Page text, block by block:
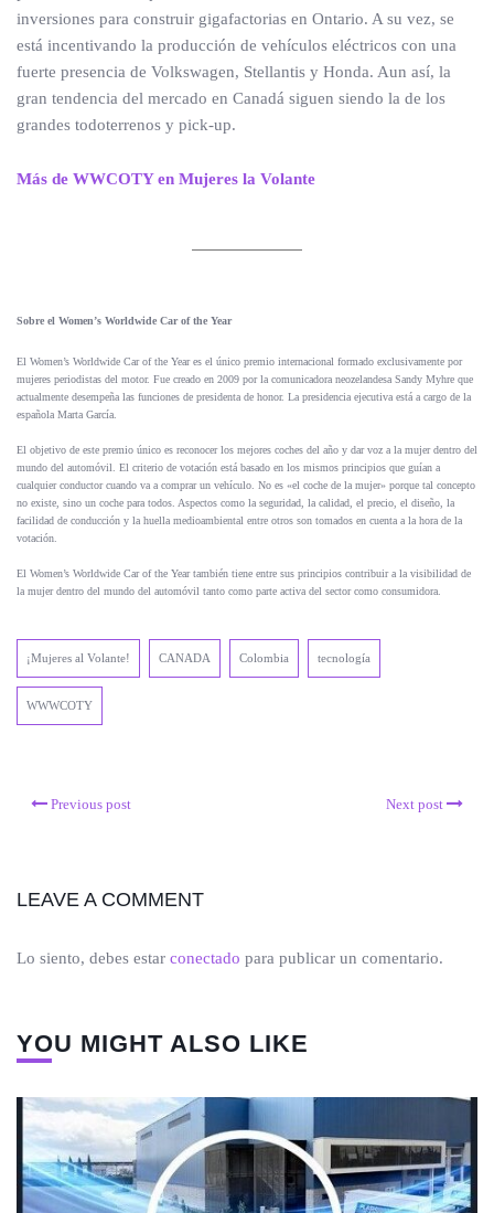
inversiones para construir gigafactorias en Ontario. A su vez, se
está incentivando la producción de vehículos eléctricos con una
fuerte presencia de Volkswagen, Stellantis y Honda. Aun así, la
gran tendencia del mercado en Canadá siguen siendo la de los
grandes todoterrenos y pick-up.
Más de WWCOTY en Mujeres la Volante
Sobre el Women’s Worldwide Car of the Year
El Women’s Worldwide Car of the Year es el único premio internacional formado exclusivamente por
mujeres periodistas del motor. Fue creado en 2009 por la comunicadora neozelandesa Sandy Myhre que
actualmente desempeña las funciones de presidenta de honor. La presidencia ejecutiva está a cargo de la
española Marta García.
El objetivo de este premio único es reconocer los mejores coches del año y dar voz a la mujer dentro del
mundo del automóvil. El criterio de votación está basado en los mismos principios que guían a
cualquier conductor cuando va a comprar un vehículo. No es «el coche de la mujer» porque tal concepto
no existe, sino un coche para todos. Aspectos como la seguridad, la calidad, el precio, el diseño, la
facilidad de conducción y la huella medioambiental entre otros son tomados en cuenta a la hora de la
votación.
El Women’s Worldwide Car of the Year también tiene entre sus principios contribuir a la visibilidad de
la mujer dentro del mundo del automóvil tanto como parte activa del sector como consumidora.
¡Mujeres al Volante! CANADA Colombia tecnología
WWWCOTY
Previous post Next post
LEAVE A COMMENT
Lo siento, debes estar conectado para publicar un comentario.
YOU MIGHT ALSO LIKE